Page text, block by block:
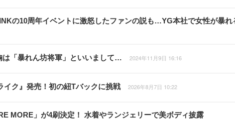
の10周年イベントに激怒したファンの説も…YG本社で女性が暴れ
は「暴れん坊将軍」といいまして… 2024年11月9日 16:16
ク』発売！初の紐Tバックに挑戦 2026年8月7日 10:22
MORE」が4刷決定！ 水着やランジェリーで美ボディ披露